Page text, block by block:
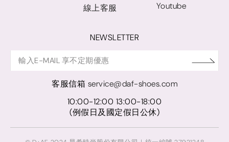
線上客服
Youtube
NEWSLETTER
客服信箱 service@daf-shoes.com
10:00-12:00 13:00-18:00
(例假日及國定假日公休)